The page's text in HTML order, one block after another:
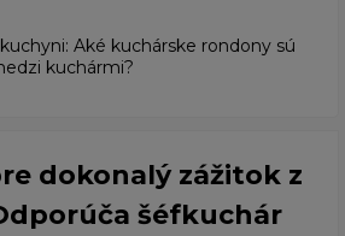
Aké kuchárske rondony sú
kuchármi?
dokonalý zážitok z
šéfkuchár